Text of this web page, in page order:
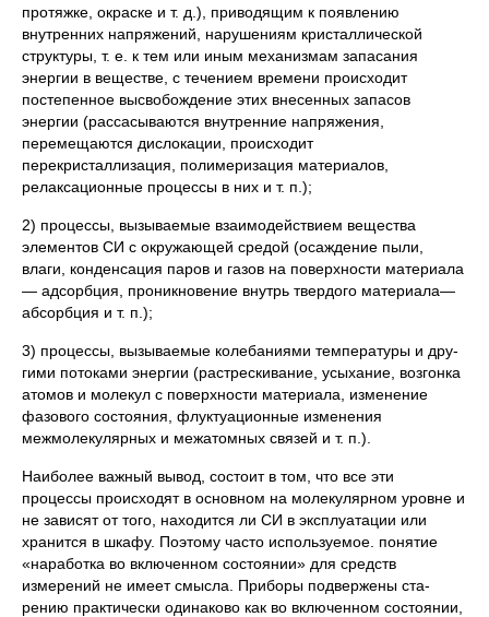
протяжке, окраске и т. д.), приводящим к появлению
внутренних напряжений, нарушениям кристаллической
структуры, т. е. к тем или иным механизмам запасания
энергии в веществе, с течением времени происходит
постепенное высвобождение этих внесенных запасов
энергии (рассасываются внутренние напряжения,
перемещаются дислока­ции, происходит
перекристаллизация, полимеризация материалов,
релаксационные процессы в них и т. п.);
2) процессы, вызываемые взаимодействием вещества
элемен­тов СИ с окружающей средой (осаждение пыли,
влаги, конден­сация паров и газов на поверхности материала
— адсорбция, про­никновение внутрь твердого материала—
абсорбция и т. п.);
3) процессы, вызываемые колебаниями температуры и дру­
гими потоками энергии (растрескивание, усыхание, возгонка
ато­мов и молекул с поверхности материала, изменение
фазового состояния, флуктуационные изменения
межмолекулярных и меж­атомных связей и т. п.).
Наиболее важный вывод, состоит в том, что все эти
процессы происходят в основном на молекулярном уровне и
не зависят от того, находится ли СИ в эксплуатации или
хранится в шкафу. Поэтому часто исполь­зуемое. понятие
«наработка во включенном состоянии» для средств
измерений не имеет смысла. Приборы подвержены ста­
рению практически одинаково как во включенном состоянии,